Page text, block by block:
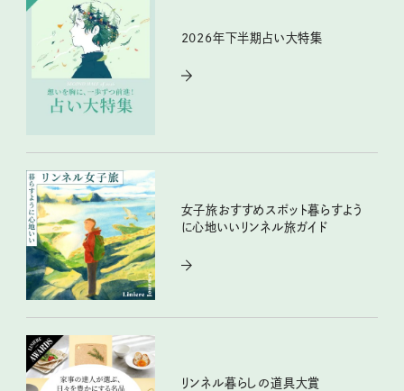
2026年下半期占い大特集
女子旅おすすめスポット暮らすよう
に心地いいリンネル旅ガイド
リンネル暮らしの道具大賞